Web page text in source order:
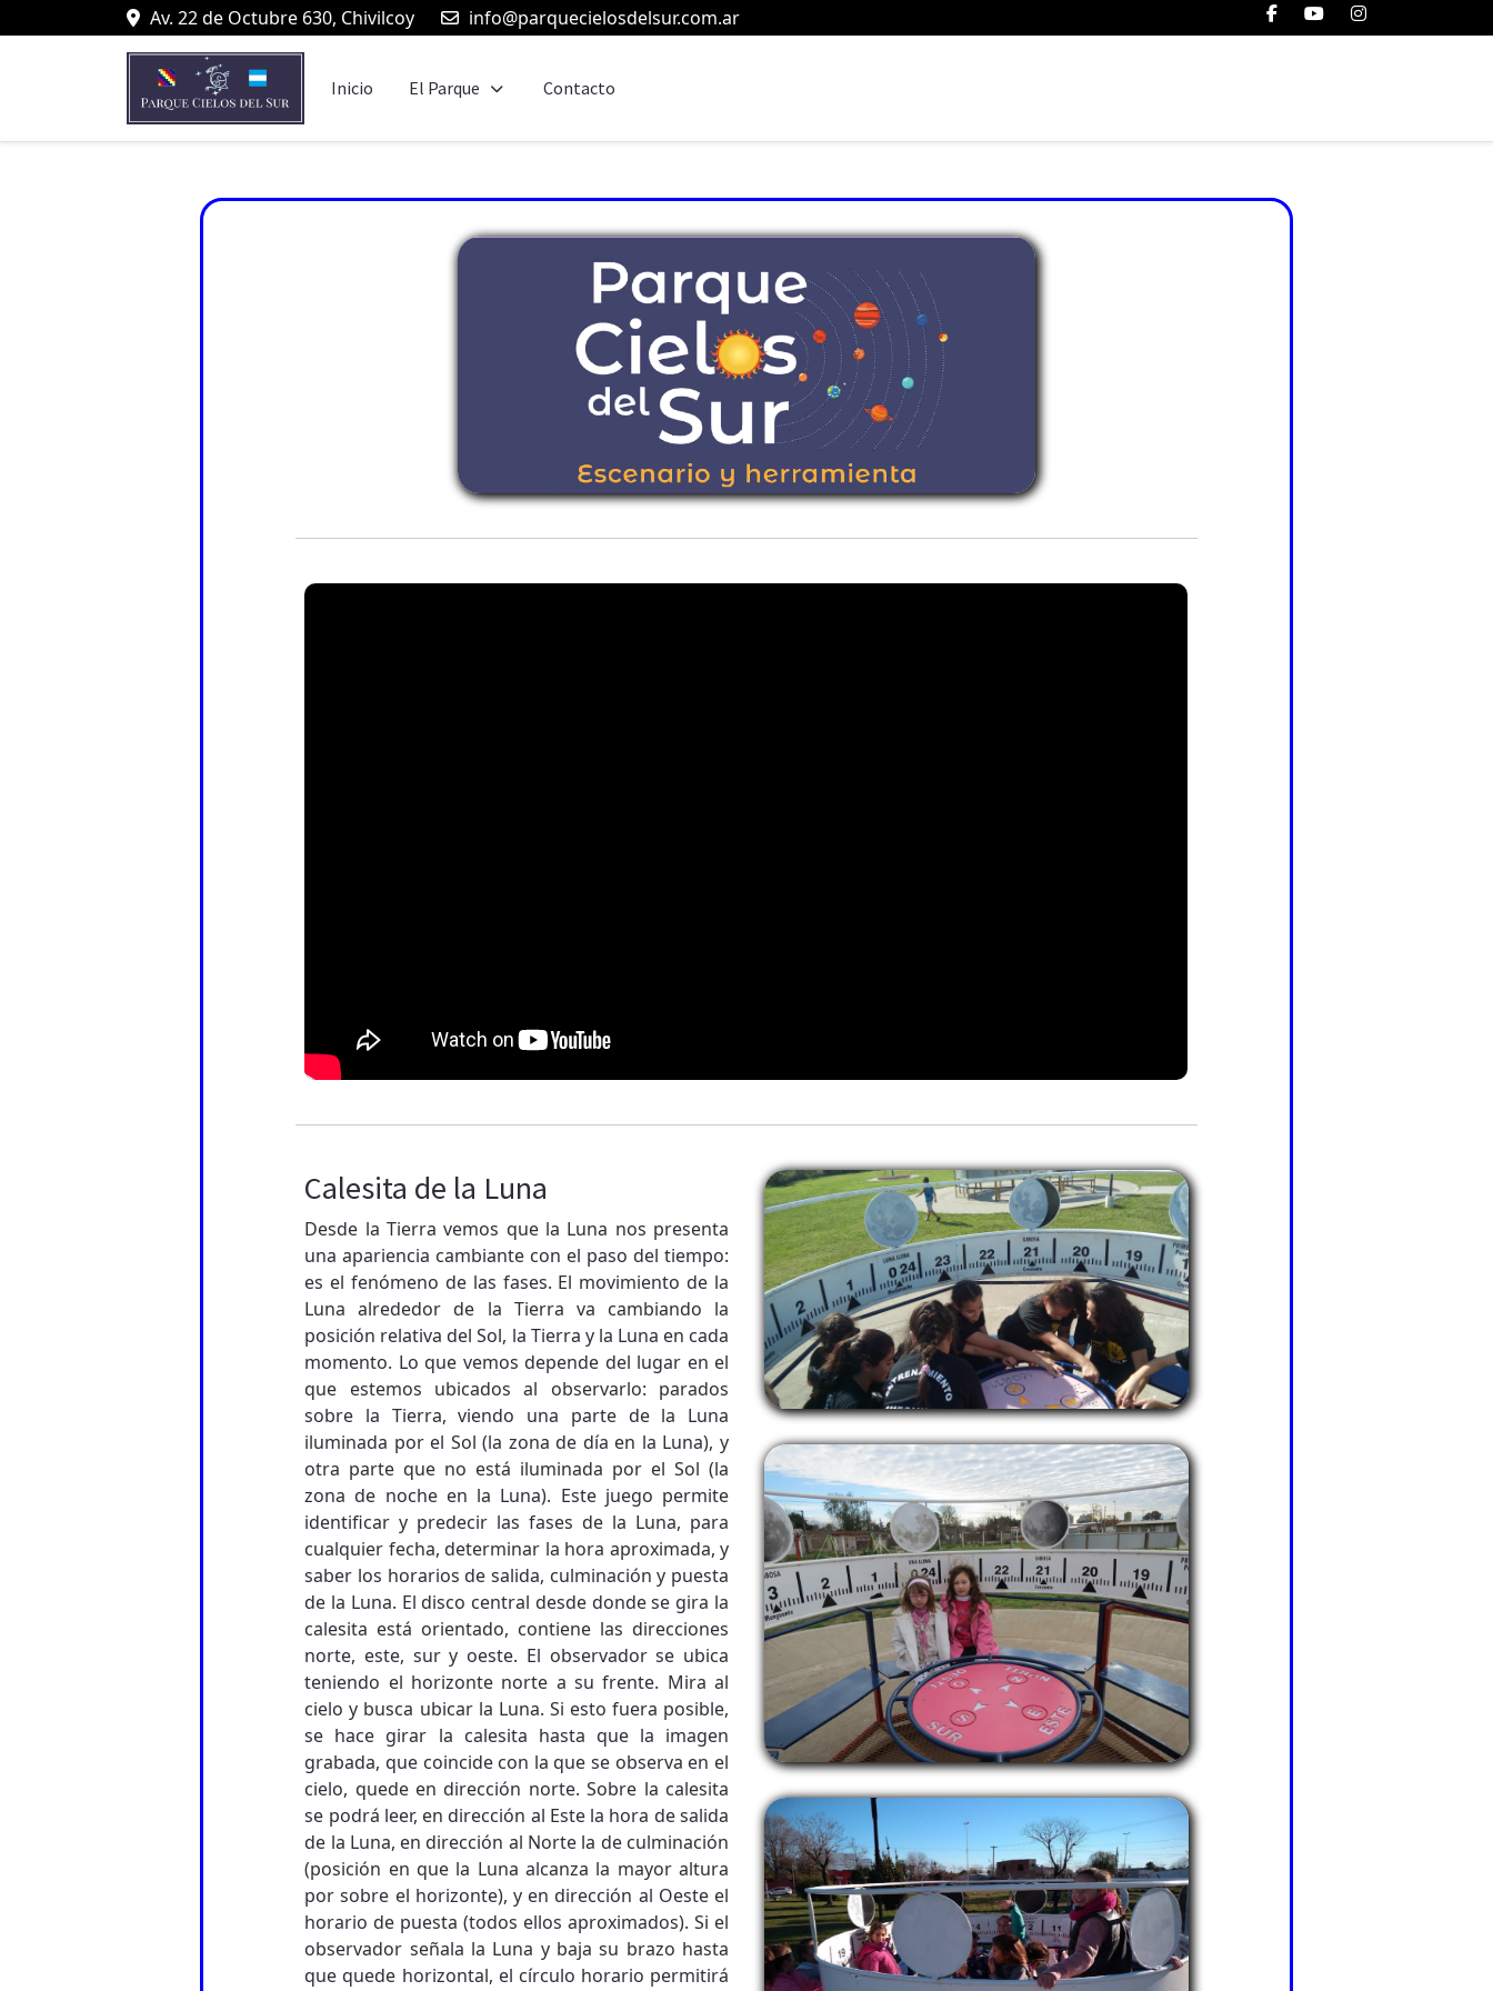
Av. 22 de Octubre 630, Chivilcoy info@parquecielosdelsur.com.ar
Inicio El Parque Contacto
Calesita de la Luna
Desde la Tierra vemos que la Luna nos presenta
una apariencia cambiante con el paso del tiempo:
es el fenómeno de las fases. El movimiento de la
Luna alrededor de la Tierra va cambiando la
posición relativa del Sol, la Tierra y la Luna en cada
momento. Lo que vemos depende del lugar en el
que estemos ubicados al observarlo: parados
sobre la Tierra, viendo una parte de la Luna
iluminada por el Sol (la zona de día en la Luna), y
otra parte que no está iluminada por el Sol (la
zona de noche en la Luna). Este juego permite
identificar y predecir las fases de la Luna, para
cualquier fecha, determinar la hora aproximada, y
saber los horarios de salida, culminación y puesta
de la Luna. El disco central desde donde se gira la
calesita está orientado, contiene las direcciones
norte, este, sur y oeste. El observador se ubica
teniendo el horizonte norte a su frente. Mira al
cielo y busca ubicar la Luna. Si esto fuera posible,
se hace girar la calesita hasta que la imagen
grabada, que coincide con la que se observa en el
cielo, quede en dirección norte. Sobre la calesita
se podrá leer, en dirección al Este la hora de salida
de la Luna, en dirección al Norte la de culminación
(posición en que la Luna alcanza la mayor altura
por sobre el horizonte), y en dirección al Oeste el
horario de puesta (todos ellos aproximados). Si el
observador señala la Luna y baja su brazo hasta
que quede horizontal, el círculo horario permitirá